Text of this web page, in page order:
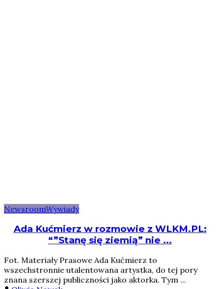
NewsroomWywiady
Ada Kućmierz w rozmowie z WLKM.PL:
“”Stanę się ziemią” nie ...
Fot. Materiały Prasowe Ada Kućmierz to
wszechstronnie utalentowana artystka, do tej pory
znana szerszej publiczności jako aktorka. Tym ...